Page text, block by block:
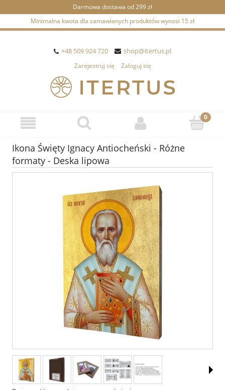
Darmowa dostawa od 299 zł
Minimalna kwota dla zamawianych produktów wynosi 15 zł
+48 509 924 720 shop@itertus.pl
Zarejestruj się Zaloguj się
Ikona Święty Ignacy Antiocheński - Różne
formaty - Deska lipowa